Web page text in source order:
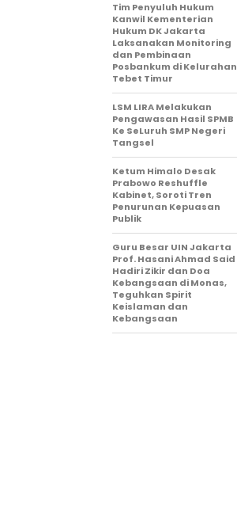
Tim Penyuluh Hukum
Kanwil Kementerian
Hukum DK Jakarta
Laksanakan Monitoring
dan Pembinaan
Posbankum di Kelurahan
Tebet Timur
LSM LIRA Melakukan
Pengawasan Hasil SPMB
Ke SeLuruh SMP Negeri
Tangsel
Ketum Himalo Desak
Prabowo Reshuffle
Kabinet, Soroti Tren
Penurunan Kepuasan
Publik
Guru Besar UIN Jakarta
Prof. Hasani Ahmad Said
Hadiri Zikir dan Doa
Kebangsaan di Monas,
Teguhkan Spirit
Keislaman dan
Kebangsaan